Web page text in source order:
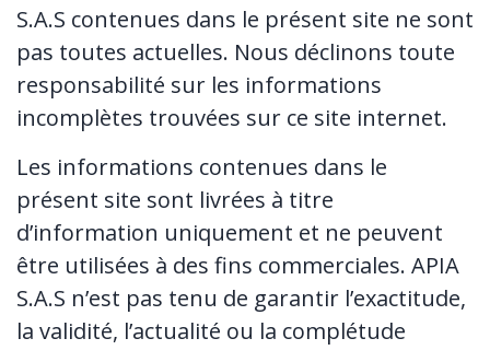
S.A.S contenues dans le présent site ne sont
pas toutes actuelles. Nous déclinons toute
responsabilité sur les informations
incomplètes trouvées sur ce site internet.
Les informations contenues dans le
présent site sont livrées à titre
d’information uniquement et ne peuvent
être utilisées à des fins commerciales. APIA
S.A.S n’est pas tenu de garantir l’exactitude,
la validité, l’actualité ou la complétude